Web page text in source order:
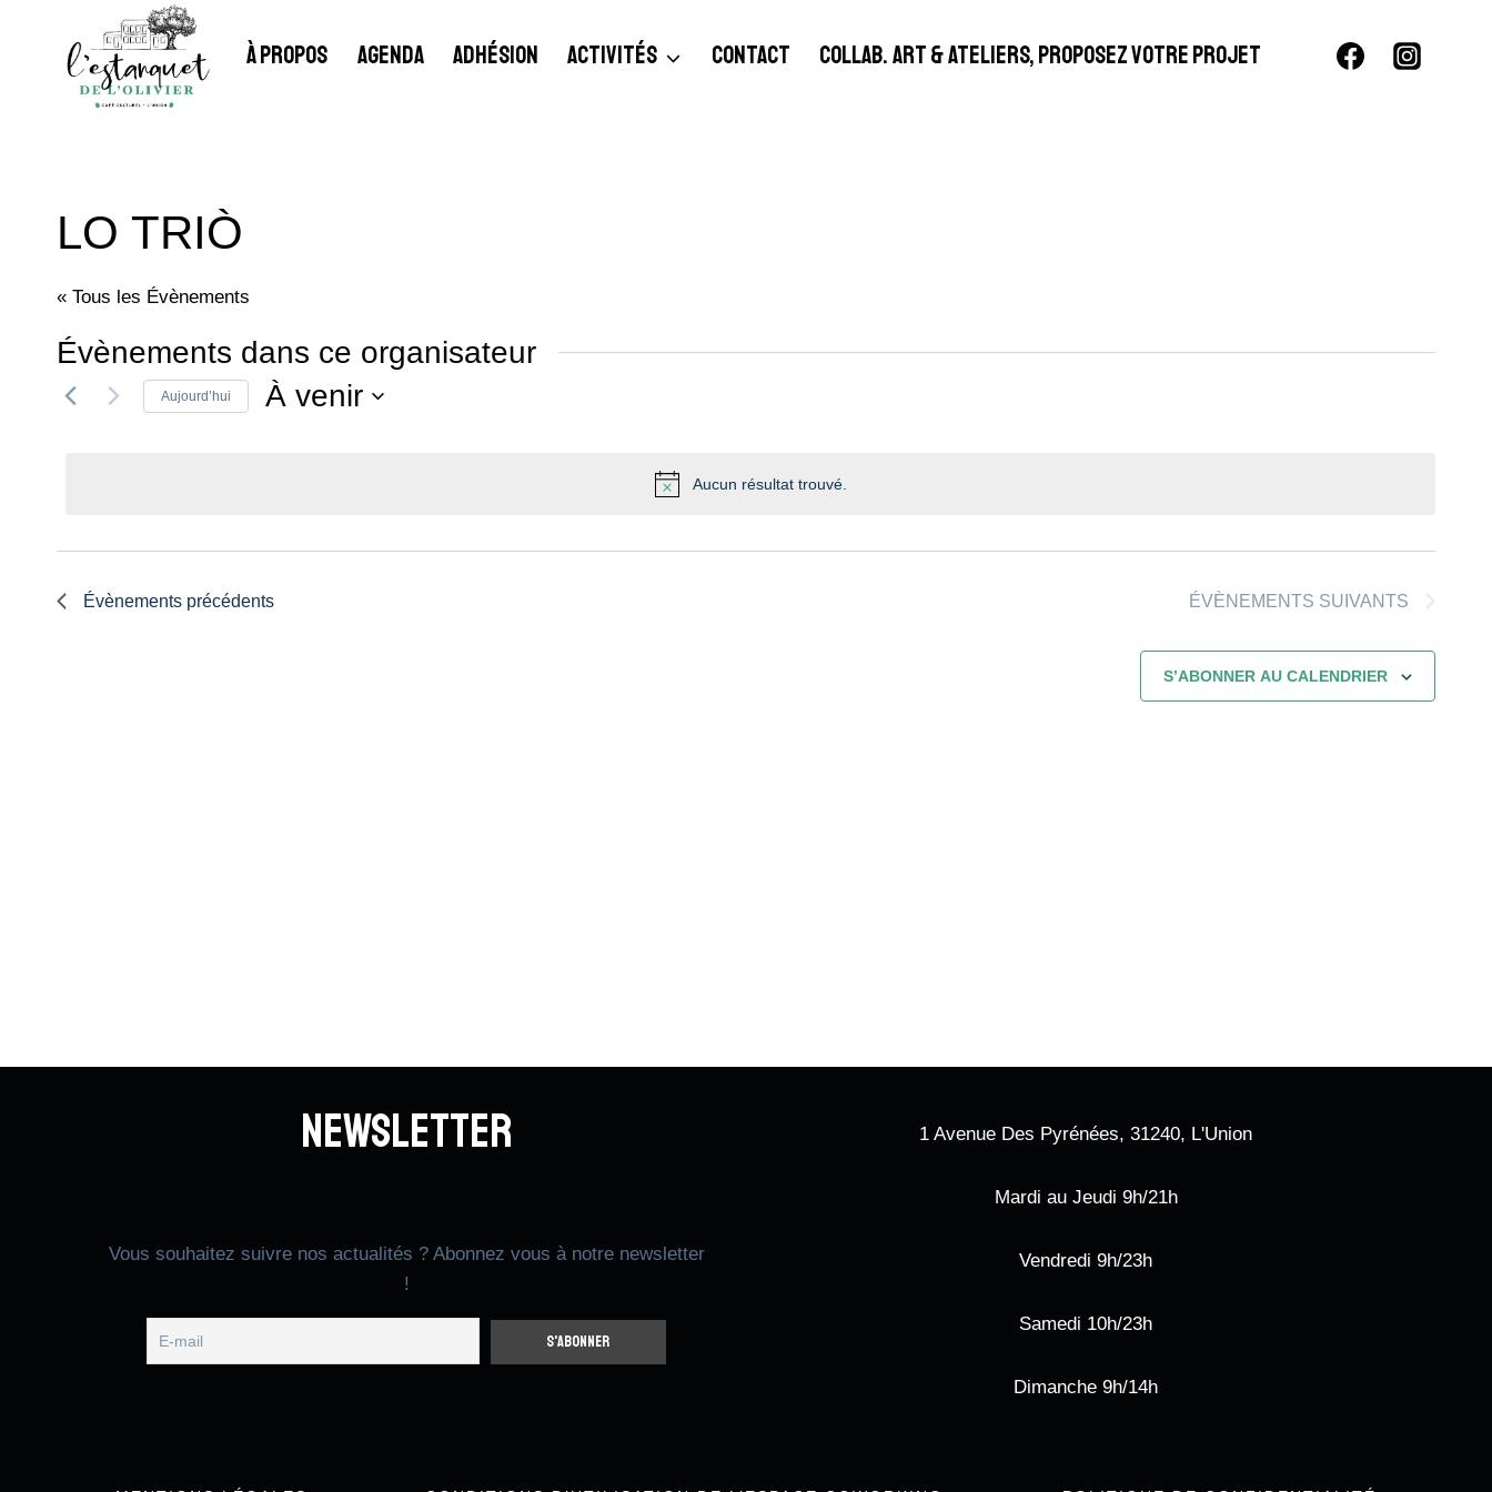
À PROPOS AGENDA ADHÉSION ACTIVITÉS CONTACT COLLAB. ART & ATELIERS, PROPOSEZ VOTRE PROJET
LO TRIÒ
« Tous les Évènements
Évènements dans ce organisateur
Notice
Aucun résultat trouvé.
Aujourd’hui À venir
Évènements précédents ÉVÈNEMENTS SUIVANTS
S’ABONNER AU CALENDRIER
Newsletter
Vous souhaitez suivre nos actualités ? Abonnez vous à notre newsletter
!
1 Avenue Des Pyrénées, 31240, L'Union
Mardi au Jeudi 9h/21h
Vendredi 9h/23h
Samedi 10h/23h
Dimanche 9h/14h